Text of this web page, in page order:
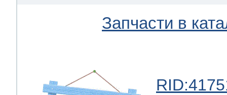
Запчасти в